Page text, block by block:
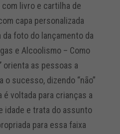
livro e cartilha de
capa personalizada
da foto do lançamento da
e Alcoolismo – Como
orienta as pessoas a
o sucesso, dizendo “não”
é voltada para crianças a
idade e trata do assunto
para essa faixa